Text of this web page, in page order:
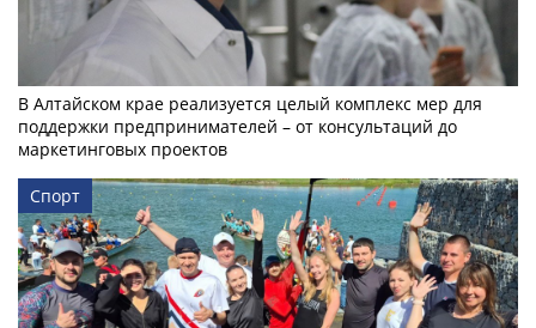
В Алтайском крае реализуется целый комплекс мер для
поддержки предпринимателей – от консультаций до
маркетинговых проектов
Спорт